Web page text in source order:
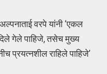
वरपे यांनी ‘एकल
गेले पाहिजे, तसेच मुख्य
प्रयत्नशील राहिले पाहिजे’